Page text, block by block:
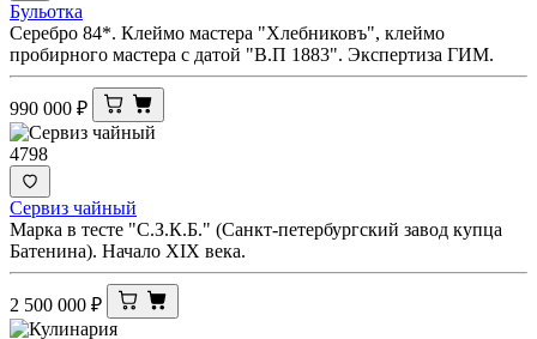
Бульотка
Серебро 84*. Клеймо мастера "Хлебниковъ", клеймо
пробирного мастера с датой "В.П 1883". Экспертиза ГИМ.
990 000 ₽
4798
Сервиз чайный
Марка в тесте "С.З.К.Б." (Санкт-петербургский завод купца
Батенина). Начало XIX века.
2 500 000 ₽